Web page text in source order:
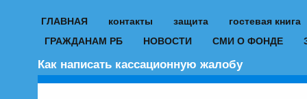
ГЛАВНАЯ контакты защита
гостевая книга
ГРАЖДАНАМ РБ
НОВОСТИ СМИ О ФОНДЕ
Как написать кассационную жалобу